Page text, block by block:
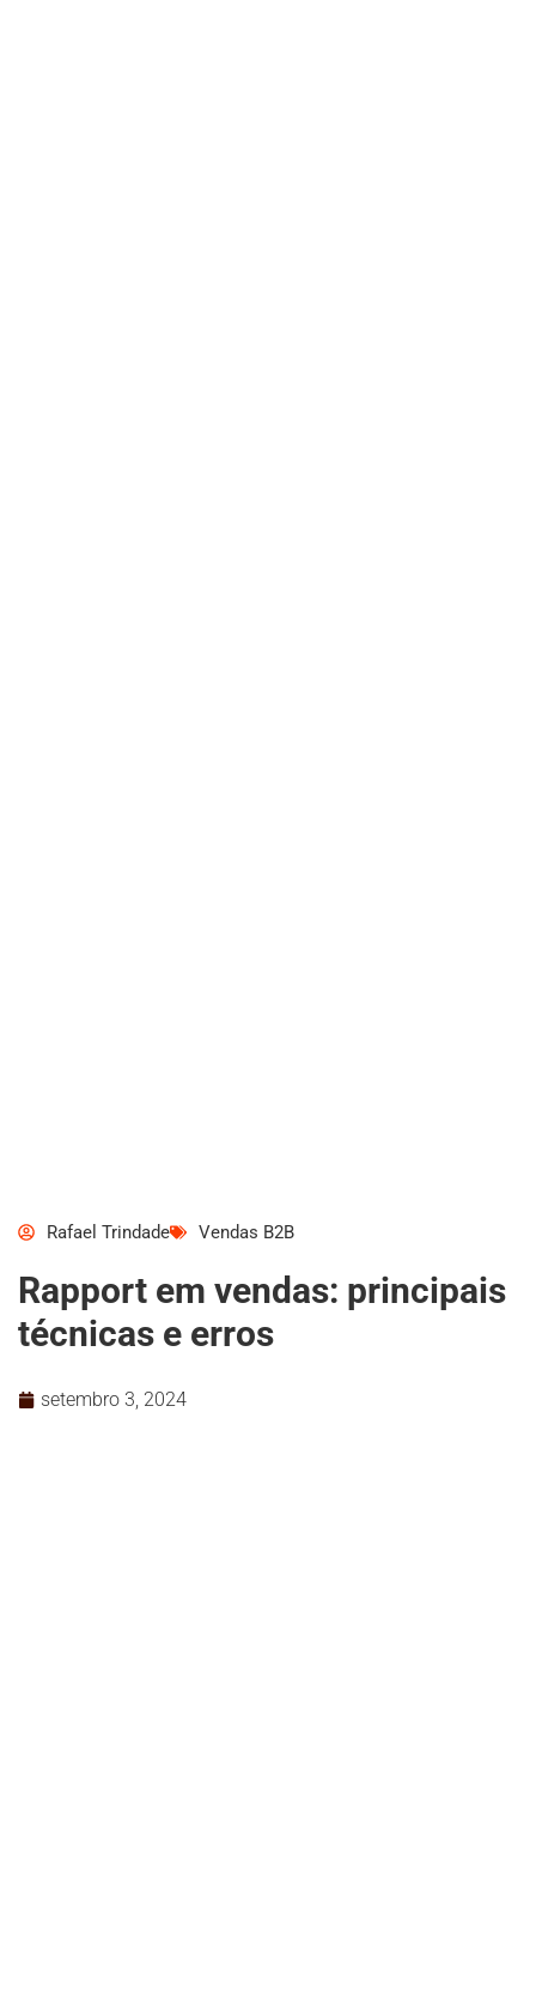
Rafael Trindade Vendas B2B
Rapport em vendas: principais
técnicas e erros
setembro 3, 2024